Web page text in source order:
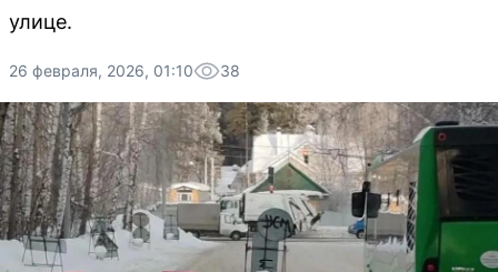
улице.
26 февраля, 2026, 01:10 38